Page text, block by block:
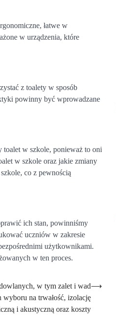
łatwe w
w urządzenia, które
z toalety w sposób
powinny być wprowadzane
toalet w szkole, ponieważ to oni
w szkole oraz jakie zmiany
co z pewnością
ich stan, powinniśmy
uczniów w zakresie
użytkownikami.
w ten proces.
w tym zalet i wad
na trwałość, izolację
i akustyczną oraz koszty
⟶